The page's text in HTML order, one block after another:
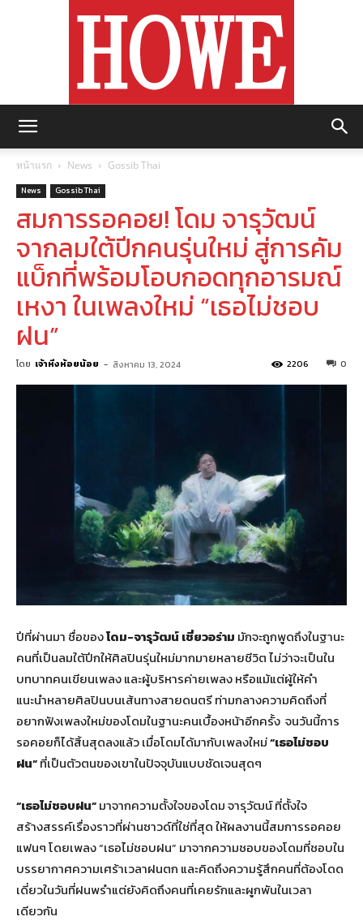
หน้าแรก News Gossib Thai
News Gossib Thai
สมการรอคอย! โดม จารุวัฒน์
จากลมใต้ปีกคนรุ่นใหม่ สู่การคัม
แบ็กที่พร้อมโอบกอดทุกอารมณ์
เหงา ในเพลงใหม่ “เธอไม่ชอบ
ฝน”
โดย เจ้าหิ่งห้อยน้อย - สิงหาคม 13, 2024 0
2206
ปีที่ผ่านมา ชื่อของโดม-จารุวัฒน์ เชี่ยวอร่าม มักจะถูกพูดถึงในฐานะ
คนที่เป็นลมใต้ปีกให้ศิลปินรุ่นใหม่มากมายหลายชีวิต ไม่ว่าจะเป็นใน
บทบาทคนเขียนเพลง และผู้บริหารค่ายเพลง หรือแม้แต่ผู้ให้คำ
แนะนำหลายศิลปินบนเส้นทางสายดนตรี ท่ามกลางความคิดถึงที่
อยากฟังเพลงใหม่ของโดมในฐานะคนเบื้องหน้าอีกครั้ง จนวันนี้การ
รอคอยก็ได้สิ้นสุดลงแล้ว เมื่อโดมได้มากับเพลงใหม่“เธอไม่ชอบ
ฝน”ที่เป็นตัวตนของเขาในปัจจุบันแบบชัดเจนสุดๆ
“เธอไม่ชอบฝน”มาจากความตั้งใจของโดม จารุวัฒน์ ที่ตั้งใจ
สร้างสรรค์เรื่องราวที่ผ่านซาวด์ที่ใช่ที่สุด ให้ผลงานนี้สมการรอคอย
แฟนๆ โดยเพลง “เธอไม่ชอบฝน” มาจากความชอบของโดมที่ชอบใน
บรรยากาศความเศร้าเวลาฝนตก และคิดถึงความรู้สึกคนที่ต้องโดด
เดี่ยวในวันที่ฝนพรำแต่ยังคิดถึงคนที่เคยรักและผูกพันในเวลา
เดียวกัน